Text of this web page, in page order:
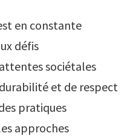
en constante
défis
sociétales
et de respect
pratiques
approches